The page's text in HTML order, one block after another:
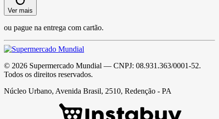
Ver mais
ou pague na entrega com cartão.
© 2026 Supermercado Mundial — CNPJ: 08.931.363/0001-52.
Todos os direitos reservados.
Núcleo Urbano, Avenida Brasil, 2510, Redenção - PA